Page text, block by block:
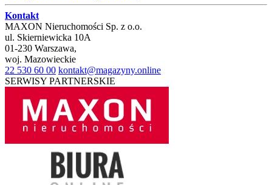
Kontakt
MAXON Nieruchomości Sp. z o.o.
ul. Skierniewicka 10A
01-230 Warszawa,
woj. Mazowieckie
22 530 60 00 kontakt@magazyny.online
SERWISY PARTNERSKIE